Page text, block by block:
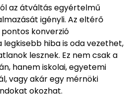
az átváltás egyértelmű
igényli. Az eltérő
konverzió
legkisebb hiba is oda vezethet,
lesznek. Ez nem csak a
hanem iskolai, egyetemi
vagy akár egy mérnöki
okozhat.